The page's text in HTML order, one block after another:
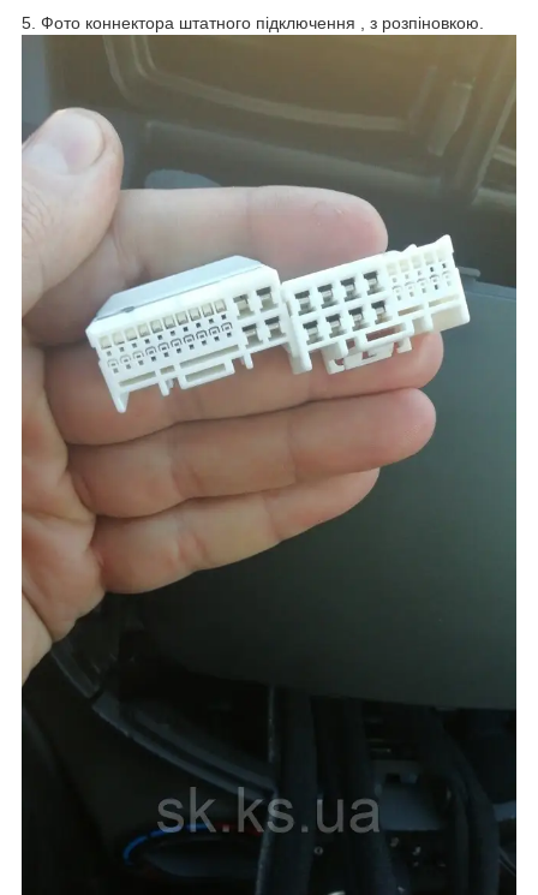
5. Фото коннектора штатного підключення , з розпіновкою.